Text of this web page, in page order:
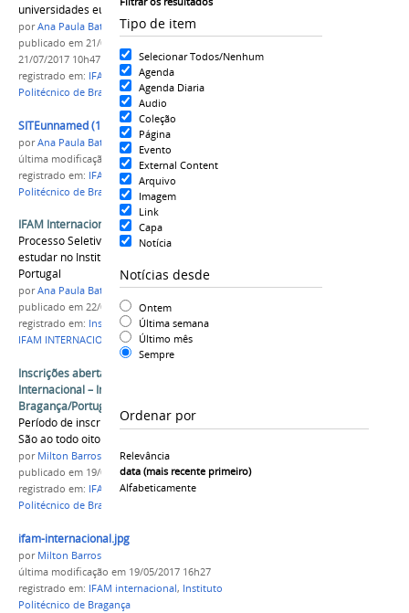
Tipo de item
Selecionar Todos/Nenhum
Agenda
Agenda Diaria
Audio
Coleção
Página
Evento
External Content
Arquivo
Imagem
Link
Capa
Notícia
Notícias desde
Ontem
Última semana
Último mês
Sempre
Ordenar por
Relevância
data (mais recente primeiro)
Alfabeticamente
universidades europeias
porAna Paula Batista
publicado em 21/07/2017
21/07/2017 10h47
registrado em: IFAM IFAM Internacional
Politécnico de Bragança, Portugal
SITEunnamed (1).jpg
porAna Paula Batista
última modificação
em 21/07/2017 10h38
registrado em: IFAM IFAM Internacional
Politécnico de Bragança, Portugal
IFAM Internacional: Resultado de Recurso
Processo Seletivo irá selecionar alunos para
estudar no Instituto Politécnico de Bragança em
Portugal
porAna Paula Batista
publicado em 22/06/2017
registrado em: Instituto Politécnico de Bragança
IFAM INTERNACIONAL
Inscrições abertas para o Programa IFAM
Internacional – Instituto Politécnico de
Bragança/Portugal
Período de inscrição vai até o dia 04 de junho.
São ao todo oito bolsas de estudo.
por Milton Barros
publicado em 19/05/2017
registrado em: IFAM internacional,Instituto
Politécnico de Bragança
ifam-internacional.jpg
por Milton Barros
última modificação em 19/05/2017 16h27
registrado em: IFAM internacional, Instituto
Politécnico de Bragança